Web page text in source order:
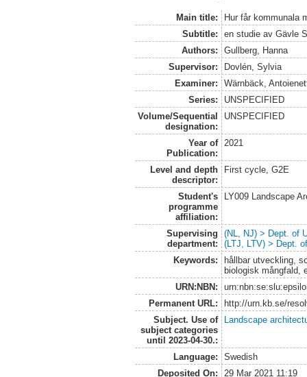
Main title:
Hur får kommunala
Subtitle:
en studie av Gävle
Authors:
Gullberg, Hanna
Supervisor:
Dovlén, Sylvia
Examiner:
Wärnbäck,
Series:
UNSPECIFIED
Volume/Sequential
designation:
UNSPECIFIED
Year of
Publication:
2021
Level and depth
descriptor:
First cycle, G2E
Student's
programme
affiliation:
LY009 Landscape
Supervising
department:
(NL, NJ) > Dept. of
(LTJ, LTV) > Dept.
Keywords:
hållbar utveckling,
biologisk mångfald,
URN:NBN:
Permanent URL:
http://urn.kb.se/
Subject. Use of
subject categories
until 2023-04-30.:
Landscape
Language:
Swedish
Deposited On:
29 Mar 2021 11:19